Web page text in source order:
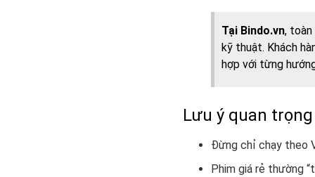
Tại Bindo.vn,
kỹ thuật. Khách
hợp với từng
Lưu ý quan
Đừng chỉ chạy theo
Phim giá rẻ thường